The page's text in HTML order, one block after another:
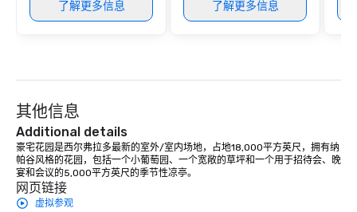
了解更多信息 了解更多信息
其他信息
Additional details
豪宅花园是西尔弗拉多最新的室外/室内场地，占地18,000平方英尺，拥有纳
帕谷风格的花园，包括一个小葡萄园、一个宽敞的草坪和一个用于招待会、晚
宴和会议的5,000平方英尺的季节性凉亭。
网页链接
虚拟参观